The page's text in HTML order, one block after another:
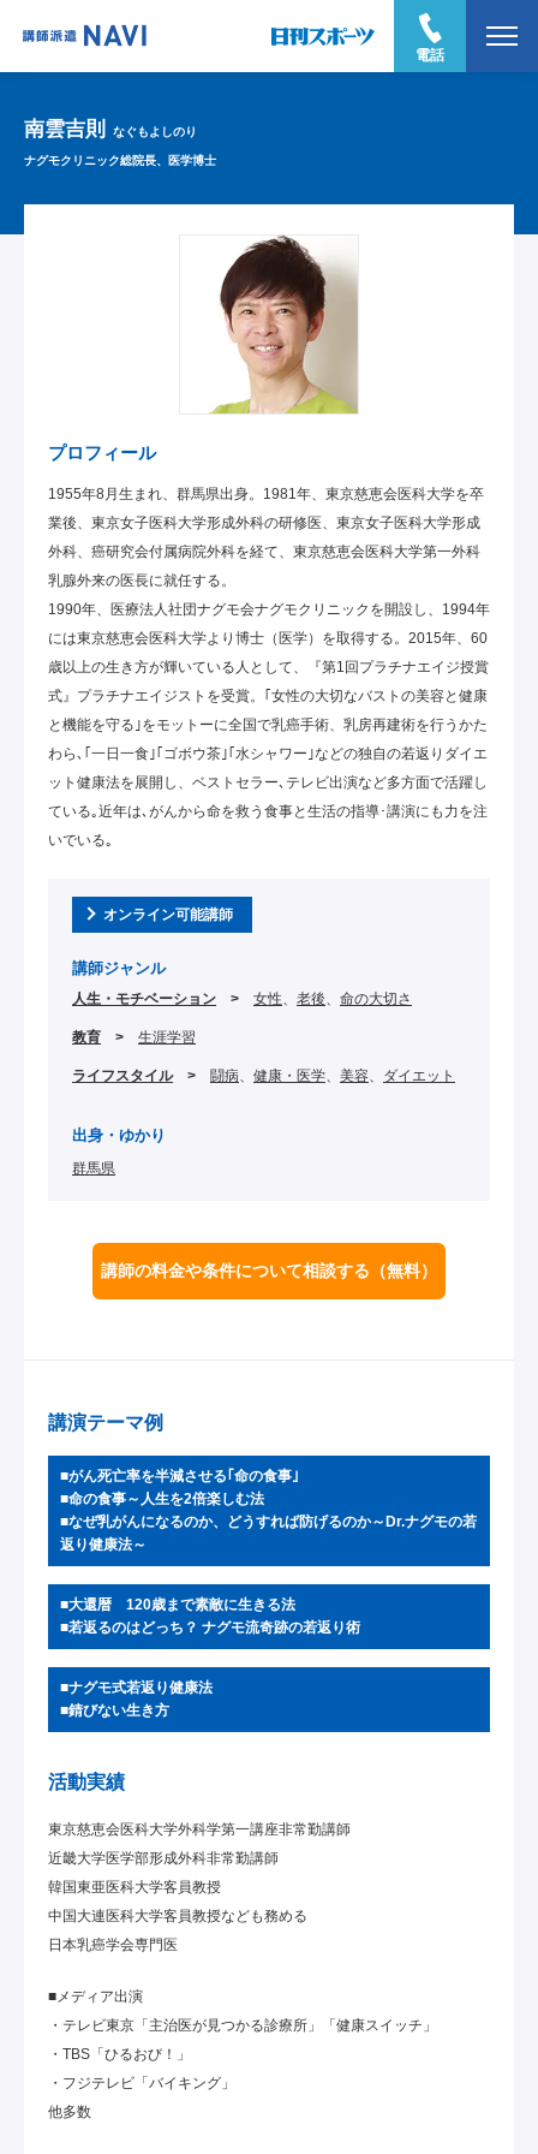
電話
南雲吉則 なぐもよしのり
ナグモクリニック総院長、医学博士
プロフィール
1955年8月生まれ、群馬県出身。1981年、東京慈恵会医科大学を卒
業後、東京女子医科大学形成外科の研修医、東京女子医科大学形成
外科、癌研究会付属病院外科を経て、東京慈恵会医科大学第一外科
乳腺外来の医長に就任する。
1990年、医療法人社団ナグモ会ナグモクリニックを開設し、1994年
には東京慈恵会医科大学より博士（医学）を取得する。2015年、60
歳以上の生き方が輝いている人として、『第1回プラチナエイジ授賞
式』プラチナエイジストを受賞。｢女性の大切なバストの美容と健康
と機能を守る｣をモットーに全国で乳癌手術、乳房再建術を行うかた
わら､｢一日一食｣｢ゴボウ茶｣｢水シャワー｣などの独自の若返りダイエ
ット健康法を展開し、ベストセラー､テレビ出演など多方面で活躍し
ている｡近年は､がんから命を救う食事と生活の指導･講演にも力を注
いでいる｡
オンライン可能講師
講師ジャンル
人生・モチベーション 女性 老後 命の大切さ
教育 生涯学習
ライフスタイル 闘病 健康・医学 美容 ダイエット
出身・ゆかり
群馬県
講師の料金や条件について相談する （無料）
講演テーマ例
■がん死亡率を半減させる｢命の食事｣
■命の食事～人生を2倍楽しむ法
■なぜ乳がんになるのか、どうすれば防げるのか～Dr.ナグモの若
返り健康法～
■大還暦 120歳まで素敵に生きる法
■若返るのはどっち？ ナグモ流奇跡の若返り術
■ナグモ式若返り健康法
■錆びない生き方
活動実績
東京慈恵会医科大学外科学第一講座非常勤講師
近畿大学医学部形成外科非常勤講師
韓国東亜医科大学客員教授
中国大連医科大学客員教授なども務める
日本乳癌学会専門医
■メディア出演
・テレビ東京「主治医が見つかる診療所」「健康スイッチ」
・TBS「ひるおび！」
・フジテレビ「バイキング」
他多数